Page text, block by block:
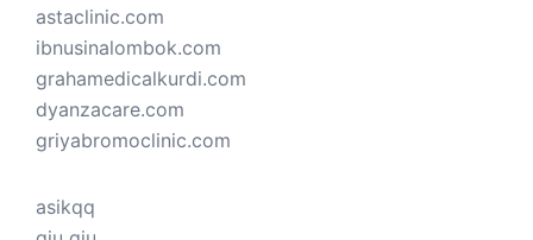
astaclinic.com
ibnusinalombok.com
grahamedicalkurdi.com
dyanzacare.com
griyabromoclinic.com
asikqq